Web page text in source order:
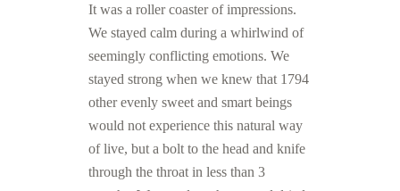
It was a roller coaster of impressions.
We stayed calm during a whirlwind of
seemingly conflicting emotions. We
stayed strong when we knew that 1794
other evenly sweet and smart beings
would not experience this natural way
of live, but a bolt to the head and knife
through the throat in less than 3